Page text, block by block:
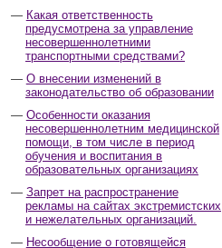
Какая ответственность
предусмотрена за управление
несовершеннолетними
транспортными средствами?
О внесении изменений в
законодательство об образовании
Особенности оказания
несовершеннолетним медицинской
помощи, в том числе в период
обучения и воспитания в
образовательных организациях
Запрет на распространение
рекламы на сайтах экстремистских
и нежелательных организаций.
Несообщение о готовящейся